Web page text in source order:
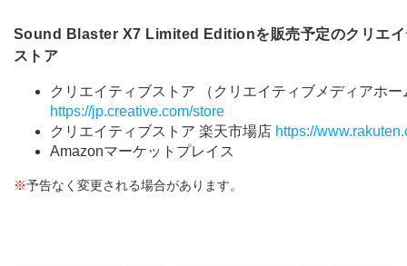
Sound Blaster X7 Limited Editionを販売予定のクリエイ
ストア
クリエイティブストア （クリエイティブメディアホ
https://jp.creative.com/store
クリエイティブストア 楽天市場店 https://
Amazonマーケットプレイス
※予告なく変更される場合があります。